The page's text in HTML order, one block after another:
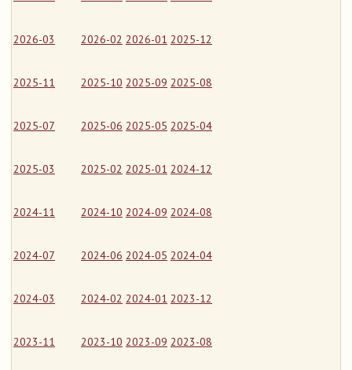
2026-03 2026-02 2026-01 2025-12
2025-11 2025-10 2025-09 2025-08
2025-07 2025-06 2025-05 2025-04
2025-03 2025-02 2025-01 2024-12
2024-11 2024-10 2024-09 2024-08
2024-07 2024-06 2024-05 2024-04
2024-03 2024-02 2024-01 2023-12
2023-11 2023-10 2023-09 2023-08